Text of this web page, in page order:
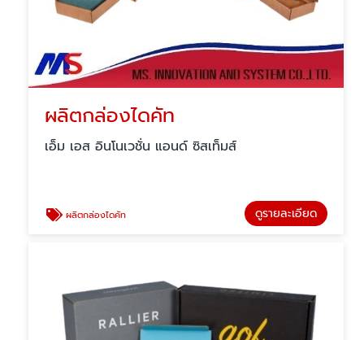
ผลิตกล่องไดคัท
เอ็ม เอส อินโนเวชั่น แอนด์ ซิสเท็มส์
ผลิตกล่องไดคัท ดูรายละเอียด